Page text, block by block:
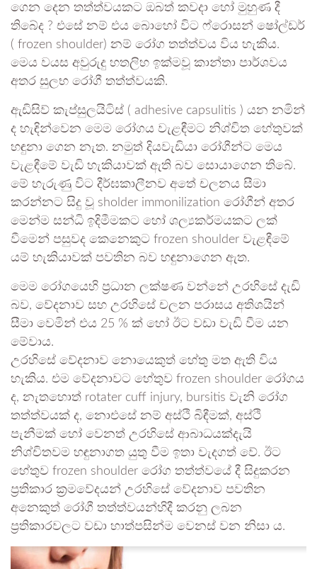
ගෙන දෙන තත්ත්වයකට ඔබත් කවදා හෝ මුහුණ දී
තිබේද ? එසේ නම් එය බොහෝ විට ෆ්රොසන් ෂෝල්ඩර්
( frozen shoulder) නම් රෝග තත්ත්වය විය හැකිය.
මෙය වයස අවුරුදු හතලිහ ඉක්මවූ කාන්තා පාර්ශවය
අතර සුලභ රෝගී තත්ත්වයකි.
ඇඩිසිව් කැප්සුලයිටිස් ( adhesive capsulitis ) යන නමින්
ද හැඳින්වෙන මෙම රෝගය වැළඳීමට නිශ්චිත හේතුවක්
හඳුනා ගෙන නැත. නමුත් දියවැඩියා රෝගීන්ට මෙය
වැළඳීමේ වැඩි හැකියාවක් ඇති බව සොයාගෙන තිබේ.
මේ හැරුණු විට දීර්ඝකාලීනව අතේ චලනය සීමා
කරන්නට සිදු වූ sholder immonilization රෝගීන් අතර
මෙන්ම සන්ධි ඉදිමීමකට හෝ ශල්‍යකර්මයකට ලක්
වීමෙන් පසුවද කෙනෙකුට frozen shoulder වැළඳීමේ
යම් හැකියාවක් පවතින බව හඳුනාගෙන ඇත.
මෙම රෝගයෙහි ප්‍රධාන ලක්ෂණ වන්නේ උරහිසේ දැඩි
බව, වේදනාව සහ උරහිසේ චලන පරාසය අතිශයින්
සීමා වෙමින් එය 25 % ක් හෝ ඊට වඩා වැඩි වීම යන
මේවාය.
උරහිසේ වේදනාව නොයෙකුත් හේතු මත ඇති විය
හැකිය. එම වේදනාවට හේතුව frozen shoulder රෝගය
ද, නැතහොත් rotater cuff injury, bursitis වැනි රෝග
තත්ත්වයක් ද, නොඑසේ නම් අස්ථි බිඳීමක්, අස්ථි
පැනීමක් හෝ වෙනත් උරහිසේ ආබාධයක්දැයි
නිශ්චිතවම හඳුනාගත යුතු වීම ඉතා වැදගත් වේ. ඊට
හේතුව frozen shoulder රෝග තත්ත්වයේ දී සිදුකරන
ප්‍රතිකාර ක්‍රමවේදයන් උරහිසේ වේදනාව පවතින
අනෙකුත් රෝගී තත්ත්වයන්හිදී කරනු ලබන
ප්‍රතිකාරවලට වඩා හාත්පසින්ම වෙනස් වන නිසා ය.